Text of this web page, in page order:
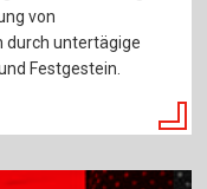
von
durch untertägige
Festgestein.